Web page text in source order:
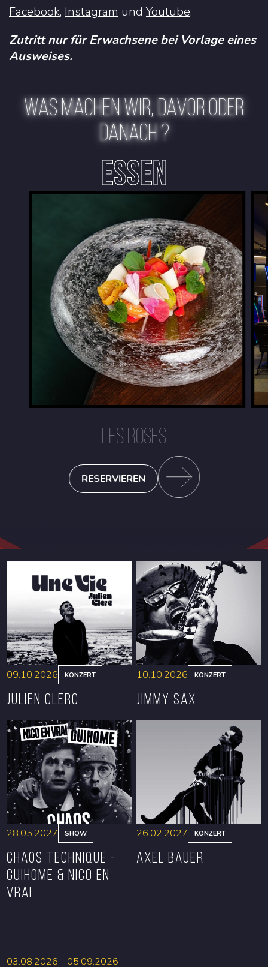
Facebook, Instagram und Youtube.
Zutritt nur für Erwachsene bei Vorlage eines
Ausweises.
WAS MACHEN WIR, DAVOR ODER
DANACH ?
ESSEN
LES ROSES
RESERVIEREN
RESERVIEREN
09.10.2026 KONZERT
Julien Clerc
RESERVIEREN
10.10.2026 KONZERT
Jimmy Sax
28.05.2027 SHOW
CHAOS TECHNIQUE -
GUIHOME & NICO EN
VRAI
26.02.2027 KONZERT
Axel Bauer
03.08.2026 - 05.09.2026